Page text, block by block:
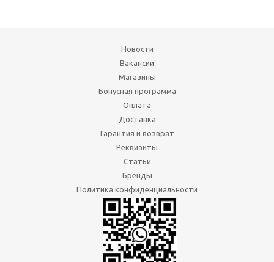
Новости
Вакансии
Магазины
Бонусная программа
Оплата
Доставка
Гарантия и возврат
Реквизиты
Статьи
Бренды
Политика конфиденциальности